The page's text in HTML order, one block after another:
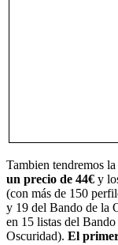
Tambien tendremos
un precio de 44€ y
(con más de 150
y 19 del Bando de la
en 15 listas del
Oscuridad). El